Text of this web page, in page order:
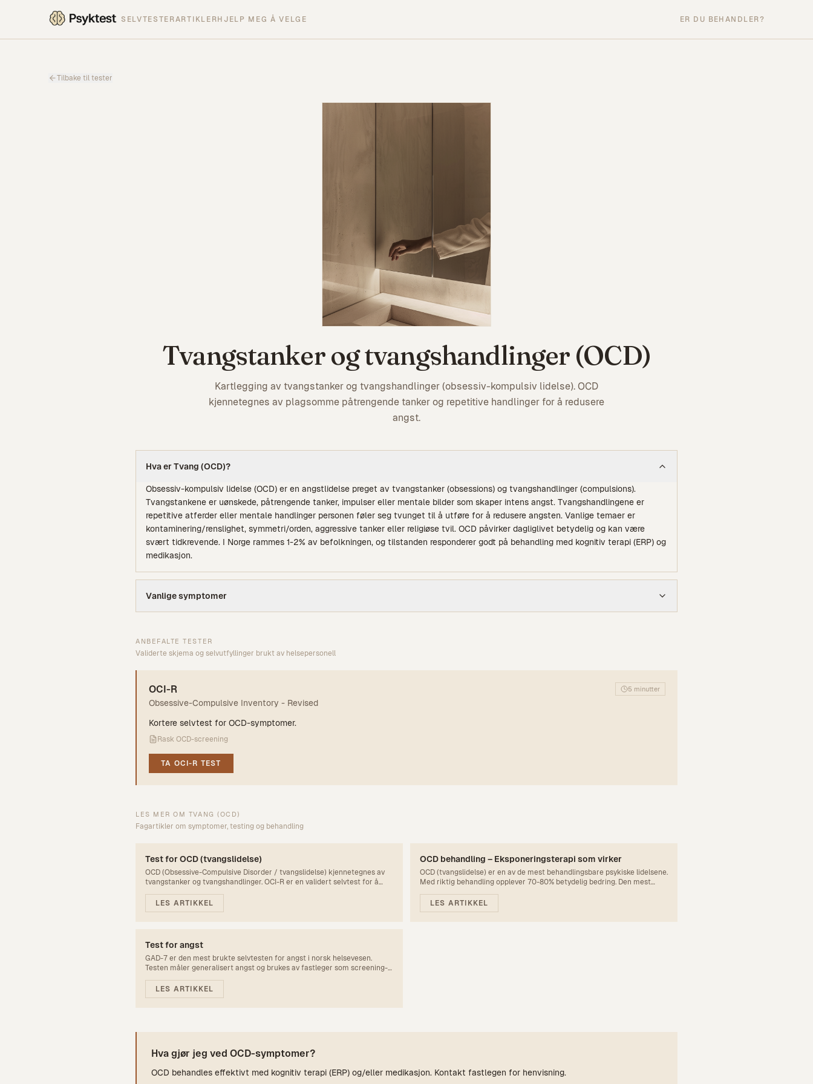
SELVTESTERARTIKLER HJELP MEG Å VELGE ER DU BEHANDLER?
Tilbake til tester
Tvangstanker og tvangshandlinger (OCD)
Kartlegging av tvangstanker og tvangshandlinger (obsessiv-kompulsiv lidelse). OCD
kjennetegnes av plagsomme påtrengende tanker og repetitive handlinger for å redusere
angst.
Hva erTvang (OCD)?
Obsessiv-kompulsiv lidelse (OCD) er en angstlidelse preget av tvangstanker (obsessions) og tvangshandlinger (compulsions).
Tvangstankene er uønskede, påtrengende tanker, impulser eller mentale bilder som skaper intens angst. Tvangshandlingene er
repetitive atferder eller mentale handlinger personen føler seg tvunget til å utføre for å redusere angsten. Vanlige temaer er
kontaminering/renslighet, symmetri/orden, aggressive tanker eller religiøse tvil. OCD påvirker dagliglivet betydelig og kan være
svært tidkrevende. I Norge rammes 1-2% av befolkningen, og tilstanden responderer godt på behandling med kognitiv terapi (ERP) og
medikasjon.
Vanlige symptomer
ANBEFALTE TESTER
Validerte skjema og selvutfyllinger brukt av helsepersonell
OCI-R
Obsessive-Compulsive Inventory - Revised
5 minutter
Kortere selvtest for OCD-symptomer.
Rask OCD-screening
TA OCI-R TEST
LES MER OM TVANG (OCD)
Fagartikler om symptomer, testing og behandling
Test for OCD (tvangslidelse)
OCD (Obsessive-Compulsive Disorder / tvangslidelse) kjennetegnes av
tvangstanker og tvangshandlinger. OCI-R er en validert selvtest for å
LES ARTIKKEL
OCD behandling – Eksponeringsterapi som virker
OCD (tvangslidelse) er en av de mest behandlingsbare psykiske lidelsene.
Med riktig behandling opplever 70-80% betydelig bedring. Den mest
får du vite hvordan det fungerer og hvordan du får hjelp.
LES ARTIKKEL
Test for angst
GAD-7 er den mest brukte selvtesten for angst i norsk helsevesen.
Testen måler generalisert angst og brukes av fastleger som screening-
LES ARTIKKEL
Hva gjør jeg ved OCD-symptomer?
OCD behandles effektivt med kognitiv terapi (ERP) og/eller medikasjon. Kontakt fastlegen for henvisning.